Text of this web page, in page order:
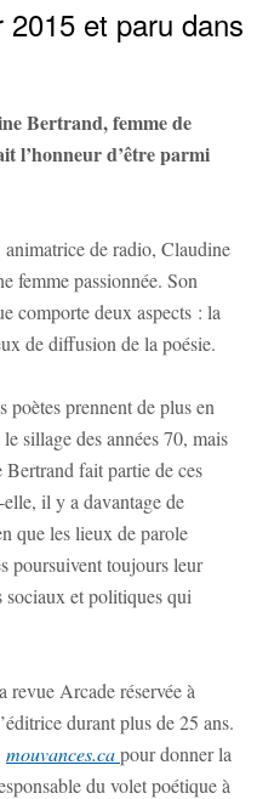
et paru dans
Bertrand, femme de
l’honneur d’être parmi
animatrice de radio, Claudine
femme passionnée. Son
comporte deux aspects : la
de diffusion de la poésie.
poètes prennent de plus en
sillage des années 70, mais
fait partie de ces
il y a davantage de
que les lieux de parole
poursuivent toujours leur
sociaux et politiques qui
Arcade réservée à
durant plus de 25 ans.
mouvances.capour donner la
du volet poétique à